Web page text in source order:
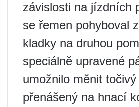
závislosti na jízdních
se řemen pohyboval
kladky na druhou
speciálně upravené
umožnilo měnit
přenášený na hnací